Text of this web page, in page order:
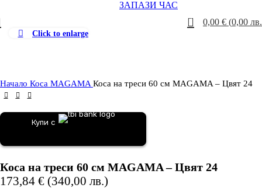
ЗАПАЗИ ЧАС
0 0,00 € (0,00 лв.
Click to enlarge
Начало Коса MAGAMA Коса на треси 60 см MAGAMA – Цвят 24
Купи с
Коса на треси 60 см MAGAMA – Цвят 24
173,84 € (340,00 лв.)